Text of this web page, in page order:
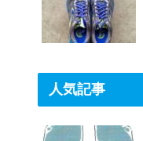
人気記事